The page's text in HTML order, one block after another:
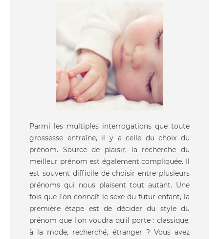
Parmi les multiples interrogations que toute
grossesse entraîne, il y a celle du choix du
prénom. Source de plaisir, la recherche du
meilleur prénom est également compliquée. Il
est souvent difficile de choisir entre plusieurs
prénoms qui nous plaisent tout autant. Une
fois que l'on connaît le sexe du futur enfant, la
première étape est de décider du style du
prénom que l'on voudra qu'il porte : classique,
à la mode, recherché, étranger ? Vous avez